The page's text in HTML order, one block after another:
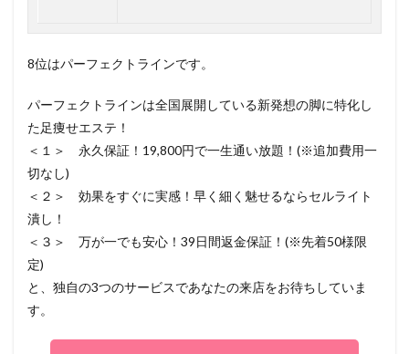
8位はパーフェクトラインです。
パーフェクトラインは全国展開している新発想の脚に特化し
た足痩せエステ！
＜１＞ 永久保証！19,800円で一生通い放題！(※追加費用一
切なし)
＜２＞ 効果をすぐに実感！早く細く魅せるならセルライト
潰し！
＜３＞ 万が一でも安心！39日間返金保証！(※先着50様限
定)
と、独自の3つのサービスであなたの来店をお待ちしていま
す。